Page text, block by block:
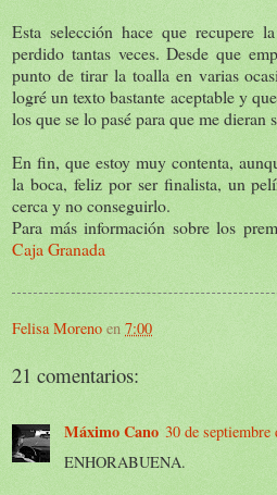
Esta selección hace que
perdido tantas veces. Desde que
punto de tirar la toalla en varias
logré un texto bastante aceptable y
los que se lo pasé para que me dieran
En fin, que estoy muy contenta,
la boca, feliz por ser finalista, un
cerca y no conseguirlo.
Para más información sobre los
Caja Granada
Felisa Moreno en 7:00
21 comentarios:
Máximo Cano 30 de septiembre
ENHORABUENA.